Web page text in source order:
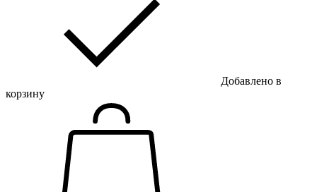
Добавлено в
корзину